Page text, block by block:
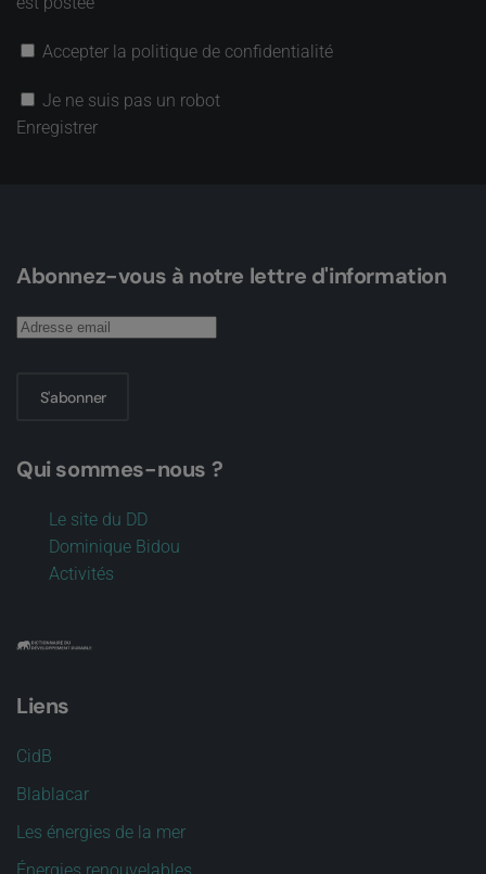
Accepter la politique de confidentialité
Je ne suis pas un robot
Enregistrer
Abonnez-vous à notre lettre d'information
S'abonner
Qui sommes-nous ?
Le site du DD
Dominique Bidou
Activités
Liens
CidB
Blablacar
Les énergies de la mer